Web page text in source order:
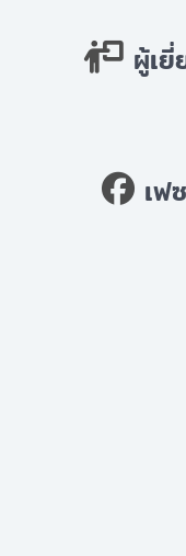
ผู้เยี่
เฟ